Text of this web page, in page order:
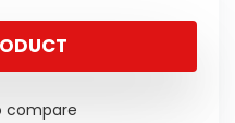
compare